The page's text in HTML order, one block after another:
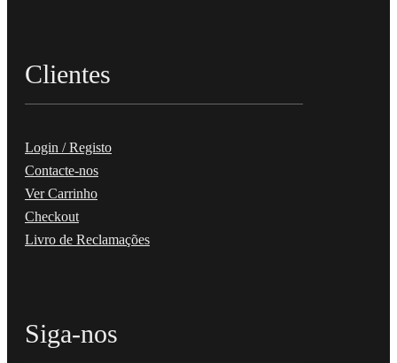
Clientes
Login / Registo
Contacte-nos
Ver Carrinho
Checkout
Livro de Reclamações
Siga-nos